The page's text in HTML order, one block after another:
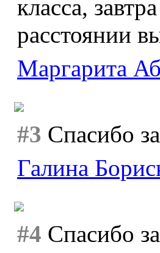
класса,
расстоянии
Маргарита
#3 Спасибо
Галина
#4 Спасибо